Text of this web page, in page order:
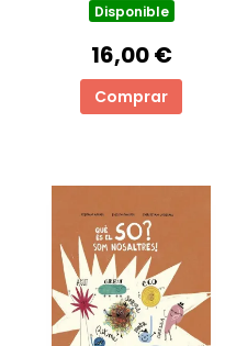
Disponible
16,00 €
Comprar